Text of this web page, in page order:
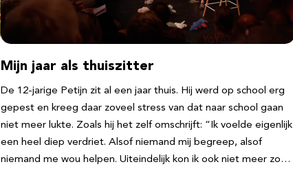
Mijn jaar als thuiszitter
De 12-jarige Petijn zit al een jaar thuis. Hij werd op school erg
gepest en kreeg daar zoveel stress van dat naar school gaan
niet meer lukte. Zoals hij het zelf omschrijft: “Ik voelde eigenlijk
een heel diep verdriet. Alsof niemand mij begreep, alsof
niemand me wou helpen. Uiteindelijk kon ik ook niet meer zo…